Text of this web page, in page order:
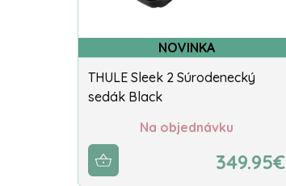
NOVINKA
THULE Sleek 2 Súrodenecký
sedák Black
Na objednávku
349.95€